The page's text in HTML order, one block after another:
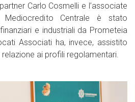
Carlo Cosmelli e l’associate
Centrale è stato
e industriali da Prometeia
Associati ha, invece, assistito
ai profili regolamentari.